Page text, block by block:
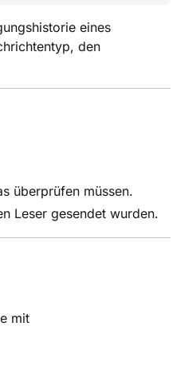
eines
den
überprüfen müssen.
Leser gesendet wurden.
mit